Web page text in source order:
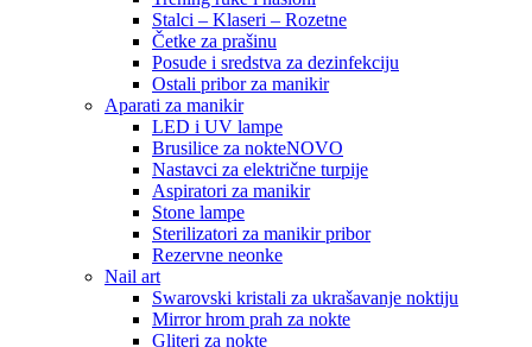
Stalci – Klaseri – Rozetne
Četke za prašinu
Posude i sredstva za dezinfekciju
Ostali pribor za manikir
Aparati za manikir
LED i UV lampe
Brusilice za nokteNOVO
Nastavci za električne turpije
Aspiratori za manikir
Stone lampe
Sterilizatori za manikir pribor
Rezervne neonke
Nail art
Swarovski kristali za ukrašavanje noktiju
Mirror hrom prah za nokte
Gliteri za nokte